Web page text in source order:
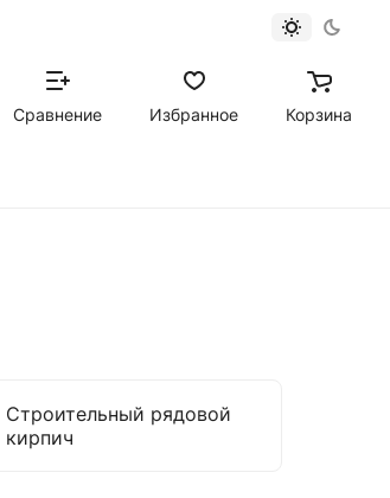
Сравнение Избранное Корзина
Строительный рядовой
кирпич